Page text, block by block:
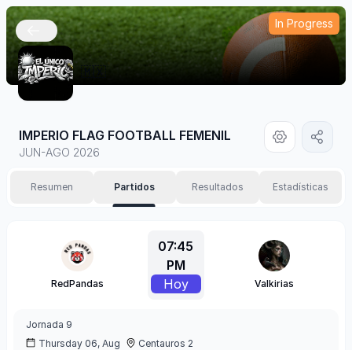
In Progress
🇲🇽
IMPERIO FLAG FOOTBALL FEMENIL
JUN-AGO 2026
Resumen Partidos Resultados Estadísticas
RedPandas
07:45
PM
Hoy
Valkirias
Jornada 9
Thursday 06, Aug
Centauros 2